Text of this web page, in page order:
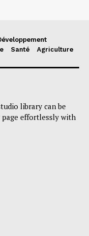
Santé Agriculture
library can be
page effortlessly with